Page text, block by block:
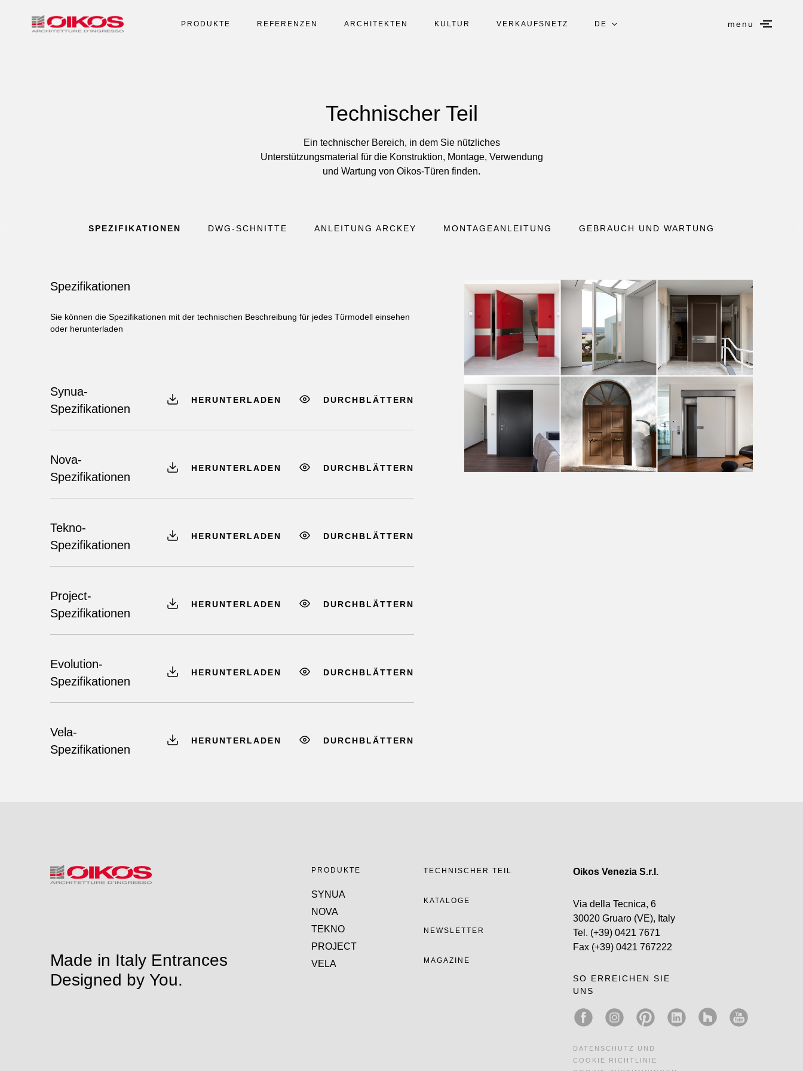
PRODUKTE REFERENZEN ARCHITEKTEN KULTUR VERKAUFSNETZ DE menu
Technischer Teil
Ein technischer Bereich, in dem Sie nützliches
Unterstützungsmaterial für die Konstruktion, Montage, Verwendung
und Wartung von Oikos-Türen finden.
SPEZIFIKATIONEN DWG-SCHNITTE ANLEITUNG ARCKEY MONTAGEANLEITUNG GEBRAUCH UND WARTUNG
Spezifikationen
Sie können die Spezifikationen mit der technischen Beschreibung für jedes Türmodell einsehen
oder herunterladen
Synua-
Spezifikationen
HERUNTERLADEN DURCHBLÄTTERN
Nova-
Spezifikationen
HERUNTERLADEN DURCHBLÄTTERN
Tekno-
Spezifikationen
HERUNTERLADEN DURCHBLÄTTERN
Project-
Spezifikationen
HERUNTERLADEN DURCHBLÄTTERN
Evolution-
Spezifikationen
HERUNTERLADEN DURCHBLÄTTERN
Vela-
Spezifikationen
HERUNTERLADEN DURCHBLÄTTERN
Made in Italy Entrances
Designed by You.
PRODUKTE
SYNUA
NOVA
TEKNO
PROJECT
VELA
TECHNISCHER TEIL
KATALOGE
NEWSLETTER
MAGAZINE
Oikos Venezia S.r.l.
Via della Tecnica, 6
30020 Gruaro (VE), Italy
Tel. (+39) 0421 7671
Fax (+39) 0421 767222
SO ERREICHEN SIE
UNS
DATENSCHUTZ UND
COOKIE RICHTLINIE